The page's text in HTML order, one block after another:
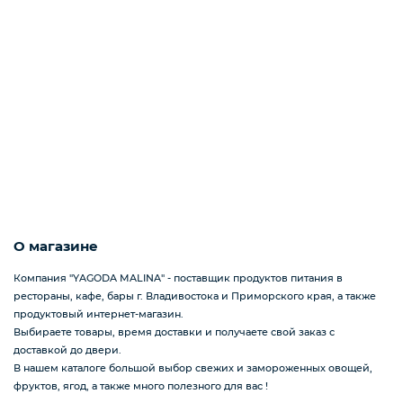
О магазине
Компания "YAGODA MALINA" - поставщик продуктов питания в
рестораны, кафе, бары г. Владивостока и Приморского края, а также
продуктовый интернет-магазин.
Выбираете товары, время доставки и получаете свой заказ с
доставкой до двери.
В нашем каталоге большой выбор свежих и замороженных овощей,
фруктов, ягод, а также много полезного для вас !